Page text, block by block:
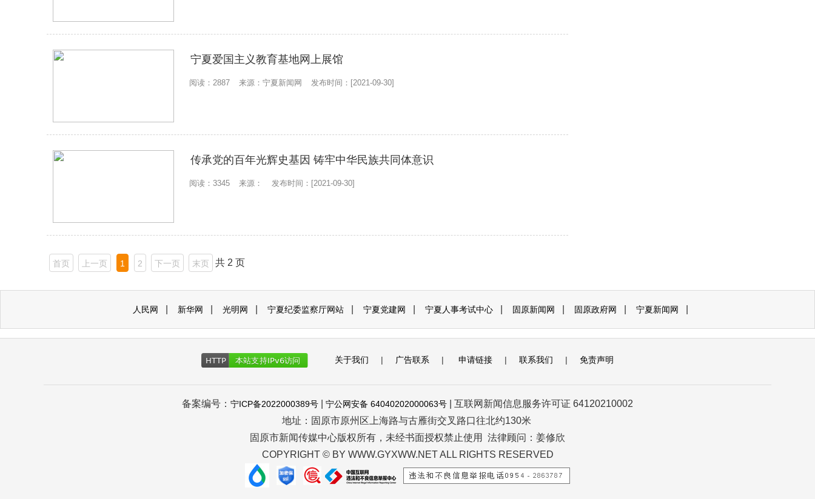
宁夏爱国主义教育基地网上展馆
阅读：2887 来源：宁夏新闻网 发布时间：[2021-09-30]
传承党的百年光辉史基因 铸牢中华民族共同体意识
阅读：3345 来源： 发布时间：[2021-09-30]
首页 上一页 1 2 下一页 末页 共 2 页
人民网 新华网 光明网 宁夏纪委监察厅网站 宁夏党建网 宁夏人事考试中心 固原新闻网 固原政府网 宁夏新闻网
关于我们 | 广告联系 | 申请链接 | 联系我们 | 免责声明
备案编号： 宁ICP备2022000389号 宁公网安备 64040202000063号 | 互联网新闻信息服务许可证 64120210002
地址：固原市原州区上海路与古雁街交叉路口往北约130米
固原市新闻传媒中心版权所有，未经书面授权禁止使用 法律顾问：姜修欣
COPYRIGHT © BY WWW.GYXWW.NET ALL RIGHTS RESERVED